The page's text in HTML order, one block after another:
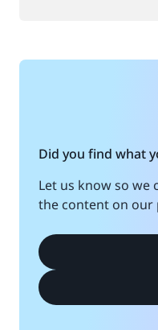
Did you find what
Let us know so we
the content on our